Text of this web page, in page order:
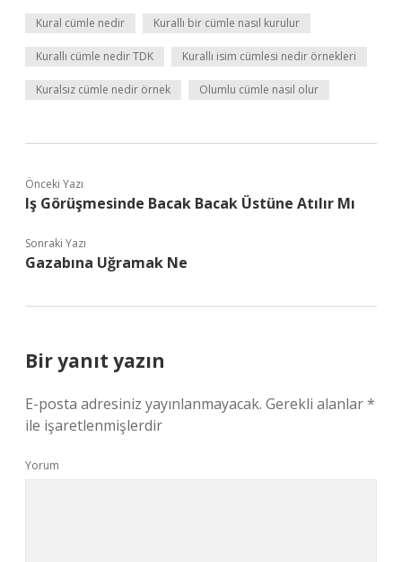
Kural cümle nedir Kurallı bir cümle nasıl kurulur
Kurallı cümle nedir TDK Kurallı isim cümlesi nedir örnekleri
Kuralsız cümle nedir örnek Olumlu cümle nasıl olur
Önceki Yazı
Iş Görüşmesinde Bacak Bacak Üstüne Atılır Mı
Sonraki Yazı
Gazabına Uğramak Ne
Bir yanıt yazın
E-posta adresiniz yayınlanmayacak. Gerekli alanlar*
ile işaretlenmişlerdir
Yorum